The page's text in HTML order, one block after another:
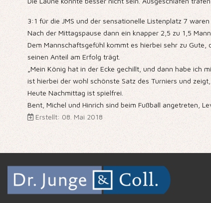
3:1 für die JMS und der sensationelle Listenplatz 7
Nach der Mittagspause dann ein knapper 2,5 zu 1,5
Dem Mannschaftsgefühl kommt es hierbei sehr zu
seinen Anteil am Erfolg trägt.
„Mein König hat in der Ecke gechillt, und dann habe ich
ist hierbei der wohl schönste Satz des Turniers und
Heute Nachmittag ist spielfrei.
Bent, Michel und Hinrich sind beim Fußball angetreten,
Erstellt: 08. Mai 2018